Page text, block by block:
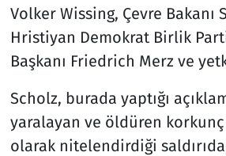
Volker Wissing, Çevre Bakanı
Hristiyan Demokrat Birlik
Başkanı Friedrich Merz ve
Scholz, burada yaptığı
yaralayan ve öldüren
olarak nitelendirdiği